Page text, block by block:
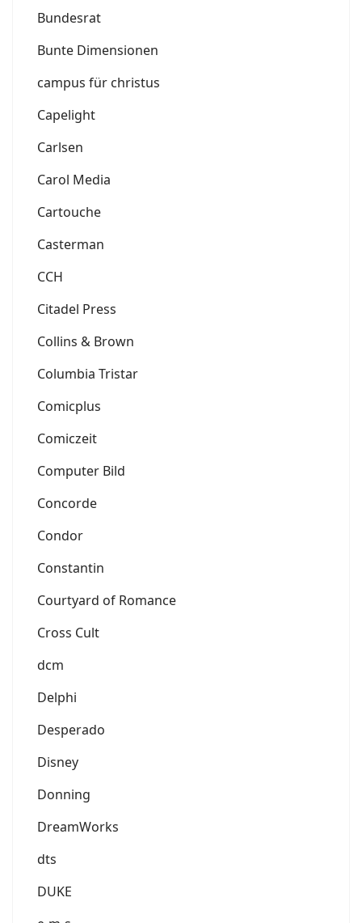
Bundesrat
Bunte Dimensionen
campus für christus
Capelight
Carlsen
Carol Media
Cartouche
Casterman
CCH
Citadel Press
Collins & Brown
Columbia Tristar
Comicplus
Comiczeit
Computer Bild
Concorde
Condor
Constantin
Courtyard of Romance
Cross Cult
dcm
Delphi
Desperado
Disney
Donning
DreamWorks
dts
DUKE